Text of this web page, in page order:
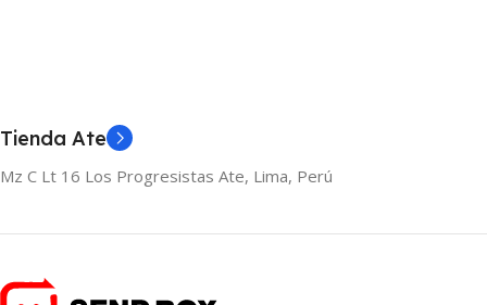
Tienda Ate
Mz C Lt 16 Los Progresistas Ate, Lima, Perú